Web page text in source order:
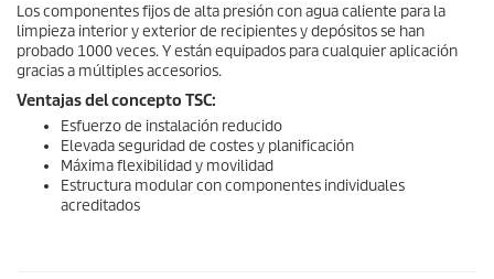
Los componentes fijos de alta presión con agua caliente para la
limpieza interior y exterior de recipientes y depósitos se han
probado 1000 veces. Y están equipados para cualquier aplicación
gracias a múltiples accesorios.
Ventajas del concepto TSC:
Esfuerzo de instalación reducido
Elevada seguridad de costes y planificación
Máxima flexibilidad y movilidad
Estructura modular con componentes individuales
acreditados